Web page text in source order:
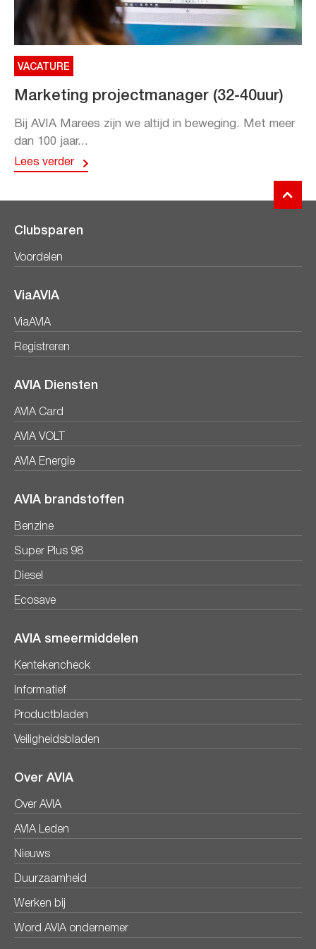
VACATURE
Marketing projectmanager (32-40uur)
Bij AVIA Marees zijn we altijd in beweging. Met meer
dan 100 jaar...
Lees verder
Clubsparen
Voordelen
ViaAVIA
ViaAVIA
Registreren
AVIA Diensten
AVIA Card
AVIA VOLT
AVIA Energie
AVIA brandstoffen
Benzine
Super Plus 98
Diesel
Ecosave
AVIA smeermiddelen
Kentekencheck
Informatief
Productbladen
Veiligheidsbladen
Over AVIA
Over AVIA
AVIA Leden
Nieuws
Duurzaamheid
Werken bij
Word AVIA ondernemer